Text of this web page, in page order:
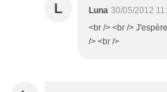
L Luna 30/05/2012
<br /> <br />
/> <br />